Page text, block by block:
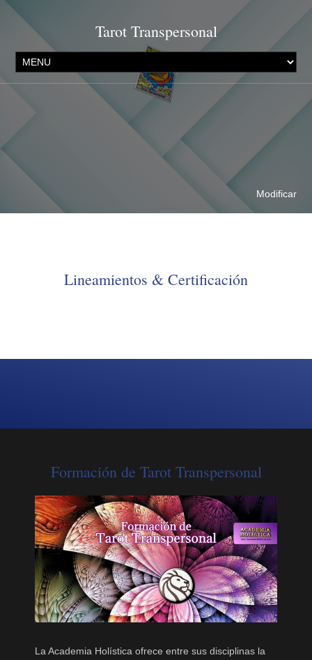
Tarot Transpersonal
Modificar
Lineamientos & Certificación
Formación de Tarot Transpersonal
La Academia Holística ofrece entre sus disciplinas la